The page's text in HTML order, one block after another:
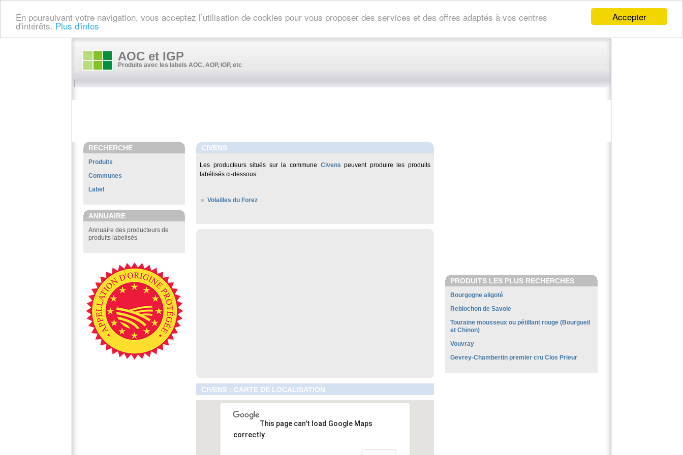
Accepter
En poursuivant votre navigation, vous acceptez l’utilisation de cookies pour vous proposer des services et des offres adaptés à vos centres
d'intérêts. Plus d'infos
AOC et IGP
Produits avec les labels AOC, AOP, IGP, etc
RECHERCHE
Produits
Communes
Label
ANNUAIRE
Annuaire des producteurs de
produits labelisés
CIVENS
Les producteurs situés sur la commune Civens peuvent produire les produits
labélisés ci-dessous:
Volailles du Forez
CIVENS : CARTE DE LOCALISATION
This page can't load Google Maps
correctly.
PRODUITS LES PLUS RECHERCHES
Bourgogne aligoté
Reblochon de Savoie
Touraine mousseux ou pétillant rouge (Bourgueil
et Chinon)
Vouvray
Gevrey-Chambertin premier cru Clos Prieur